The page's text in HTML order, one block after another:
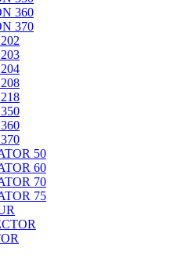
360
370
50
60
70
75